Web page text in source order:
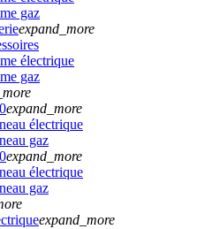
gaz
expand_more
électrique
gaz
expand_more
électrique
gaz
expand_more
électrique
gaz
expand_more